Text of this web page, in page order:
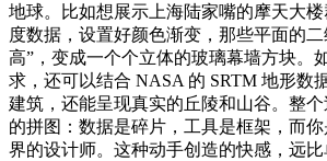
地球。比如想展示上海陆家嘴的摩天大
度数据，设置好颜色渐变，那些平面的
高”，变成一个个立体的玻璃幕墙方块。
求，还可以结合 NASA 的 SRTM 地形数
建筑，还能呈现真实的丘陵和山谷。整
的拼图：数据是碎片，工具是框架，而
界的设计师。这种动手创造的快感，远